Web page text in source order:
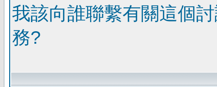
我該向誰聯繫有關這個
務?